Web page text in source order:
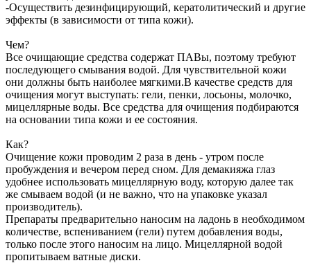
-Осуществить дезинфицирующий, кератолитический и другие
эффекты (в зависимости от типа кожи).
Чем?
Все очищающие средства содержат ПАВы, поэтому требуют
последующего смывания водой. Для чувствительной кожи
они должны быть наиболее мягкими.В качестве средств для
очищения могут выступать: гели, пенки, лосьоны, молочко,
мицеллярные воды. Все средства для очищения подбираются
на основании типа кожи и ее состояния.
Как?
Очищение кожи проводим 2 раза в день - утром после
пробуждения и вечером перед сном. Для демакияжа глаз
удобнее использовать мицеллярную воду, которую далее так
же смываем водой (и не важно, что на упаковке указал
производитель).
Препараты предварительно наносим на ладонь в необходимом
количестве, вспениванием (гели) путем добавления воды,
только после этого наносим на лицо. Мицеллярной водой
пропитываем ватные диски.